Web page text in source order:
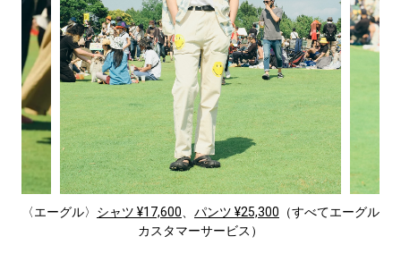
〈エーグル〉 シャツ ¥17,600 パンツ ¥25,300 （すべてエーグル
カスタマーサービス）